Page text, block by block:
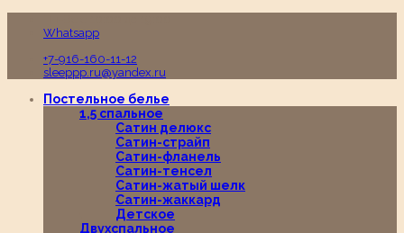
Whatsapp
+7-916-160-11-12
sleeppp.ru@yandex.ru
Постельное белье
1,5 спальное
Сатин делюкс
Сатин-страйп
Сатин-фланель
Сатин-тенсел
Сатин-жатый шелк
Сатин-жаккард
Детское
Двухспальное